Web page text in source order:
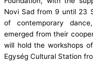
Novi Sad from 9 until 23
of contemporary
emerged from their
will hold the workshops
Egység Cultural Station